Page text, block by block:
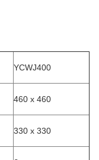
YCWJ400
460 x 460
330 x 330